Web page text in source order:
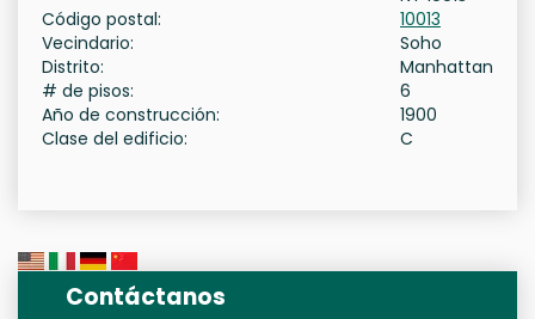
Código postal:
10013
Vecindario:
Soho
Distrito:
Manhattan
# de pisos:
6
Año de construcción:
1900
Clase del edificio:
C
Contáctanos